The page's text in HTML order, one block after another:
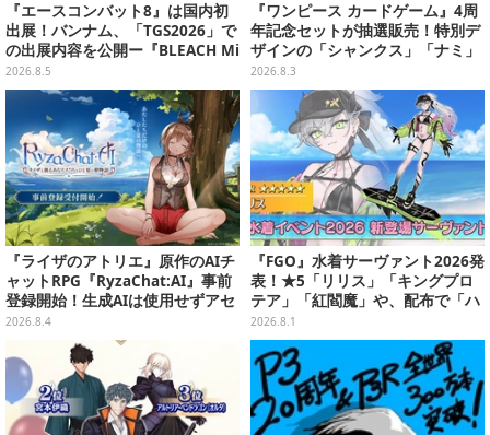
『エースコンバット8』は国内初
出展！バンナム、「TGS2026」で
の出展内容を公開ー『BLEACH Mi
rrors High』や『ONE PIECE 海
のごちそうレストラン』も遊べる
2026.8.5
『ワンピース カードゲーム』4周
年記念セットが抽選販売！特別デ
ザインの「シャンクス」「ナミ」
など9枚のプロモカードを収録
2026.8.3
『ライザのアトリエ』原作のAIチ
ャットRPG『RyzaChat:AI』事前
登録開始！生成AIは使用せずアセ
ットはトリダモノ氏監修で人力作
成、音声もアプリ専用収録素材を
活用
2026.8.4
『FGO』水着サーヴァント2026発
表！★5「リリス」「キングプロ
テア」「紅閻魔」や、配布で「ハ
ベトロット」も―今年は全7騎で
お届け
2026.8.1